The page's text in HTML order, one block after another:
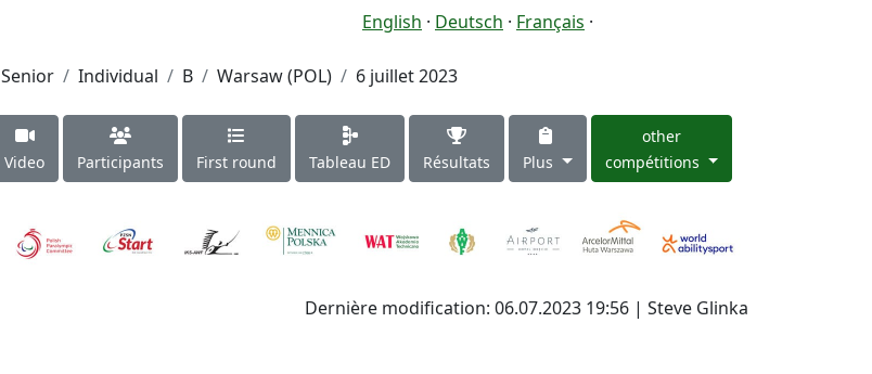
English · Deutsch · Français ·
Senior Individual B Warsaw (POL) 6 juillet 2023
Video Participants First round Tableau ED Résultats Plus
other
compétitions
Dernière modification: 06.07.2023 19:56 | Steve Glinka